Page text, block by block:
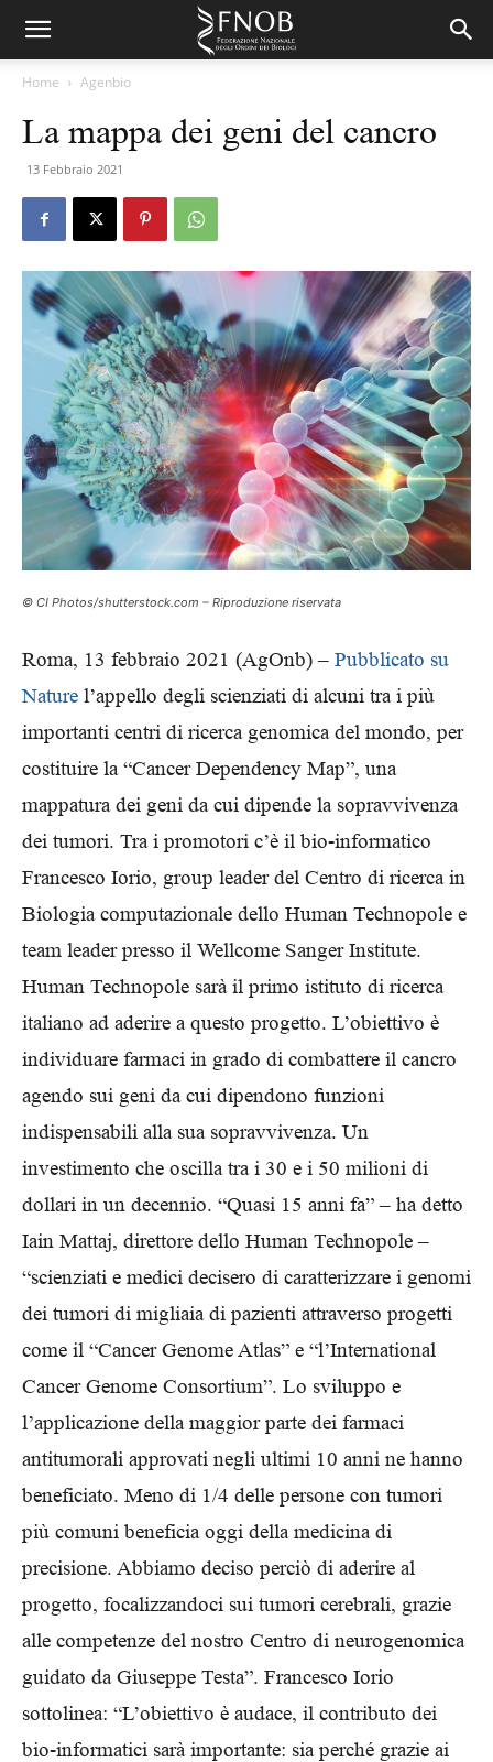
Home Agenbio
La mappa dei geni del cancro
13 Febbraio 2021
© CI Photos/shutterstock.com – Riproduzione riservata
Roma, 13 febbraio 2021 (AgOnb) – Pubblicato su
Nature l’appello degli scienziati di alcuni tra i più
importanti centri di ricerca genomica del mondo, per
costituire la “Cancer Dependency Map”, una
mappatura dei geni da cui dipende la sopravvivenza
dei tumori. Tra i promotori c’è il bio-informatico
Francesco Iorio, group leader del Centro di ricerca in
Biologia computazionale dello Human Technopole e
team leader presso il Wellcome Sanger Institute.
Human Technopole sarà il primo istituto di ricerca
italiano ad aderire a questo progetto. L’obiettivo è
individuare farmaci in grado di combattere il cancro
agendo sui geni da cui dipendono funzioni
indispensabili alla sua sopravvivenza. Un
investimento che oscilla tra i 30 e i 50 milioni di
dollari in un decennio. “Quasi 15 anni fa” – ha detto
Iain Mattaj, direttore dello Human Technopole –
“scienziati e medici decisero di caratterizzare i genomi
dei tumori di migliaia di pazienti attraverso progetti
come il “Cancer Genome Atlas” e “l’International
Cancer Genome Consortium”. Lo sviluppo e
l’applicazione della maggior parte dei farmaci
antitumorali approvati negli ultimi 10 anni ne hanno
beneficiato. Meno di 1/4 delle persone con tumori
più comuni beneficia oggi della medicina di
precisione. Abbiamo deciso perciò di aderire al
progetto, focalizzandoci sui tumori cerebrali, grazie
alle competenze del nostro Centro di neurogenomica
guidato da Giuseppe Testa”. Francesco Iorio
sottolinea: “L’obiettivo è audace, il contributo dei
bio-informatici sarà importante: sia perché grazie ai